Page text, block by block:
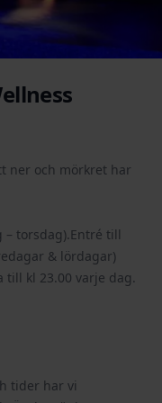
ner och mörkret har
– torsdag).Entré till
& lördagar)
till kl 23.00 varje dag.
tider har vi